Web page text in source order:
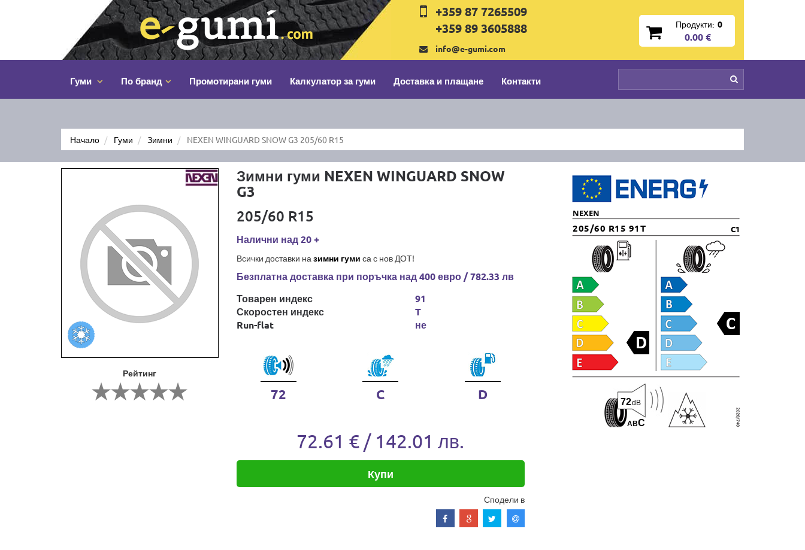
+359 87 7265509
+359 89 3605888
info@e-gumi.com
Продукти: 0
0.00 €
Гуми По бранд Промотирани гуми Калкулатор за гуми Доставка и плащане Контакти
Начало Гуми Зимни NEXEN WINGUARD SNOW G3 205/60 R15
Рейтинг
Зимни гуми NEXEN WINGUARD SNOW
G3
205/60 R15
Налични над 20 +
Всички доставки на зимни гуми са с нов ДОТ!
Безплатна доставка при поръчка над 400 евро / 782.33 лв
Товарен индекс
Скоростен индекс
Run-flat
91
T
не
72 C D
72.61 € / 142.01 лв.
Купи
Сподели в
NEXEN
205/60 R15 91T C1
A BC
72dB